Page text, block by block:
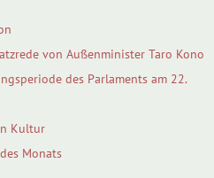
von Außenminister Taro Kono
des Parlaments am 22.
Kultur
Monats